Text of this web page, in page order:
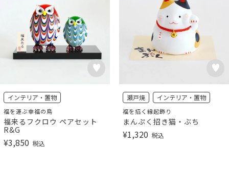
インテリア・置物
福を運ぶ幸福の鳥
福来るフクロウ ペアセット
R&G
¥3,850 税込
瀬戸焼 インテリア・置物
福を招く縁起飾り
まんぷく招き猫・ぶち
¥1,320 税込